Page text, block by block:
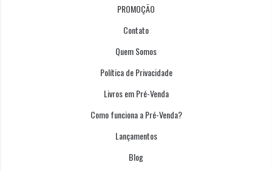
PROMOÇÃO
Contato
Quem Somos
Política de Privacidade
Livros em Pré-Venda
Como funciona a Pré-Venda?
Lançamentos
Blog